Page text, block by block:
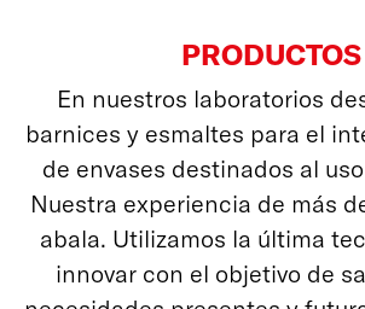
PRODUCTOS
En nuestros laboratorios
barnices y esmaltes para el
de envases destinados al
Nuestra experiencia de más
abala. Utilizamos la última
innovar con el objetivo de